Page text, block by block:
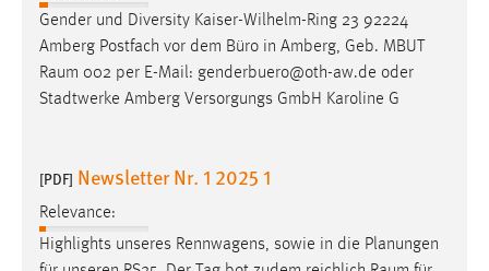
Gender und Diversity Kaiser-Wilhelm-Ring 23 92224
Amberg Postfach vor dem Büro in Amberg, Geb. MBUT
Raum 002 per E-Mail: genderbuero@oth-aw.de oder
Stadtwerke Amberg Versorgungs GmbH Karoline G
[PDF] Newsletter Nr. 1 2025 1
Relevance:
Highlights unseres Rennwagens, sowie in die Planungen